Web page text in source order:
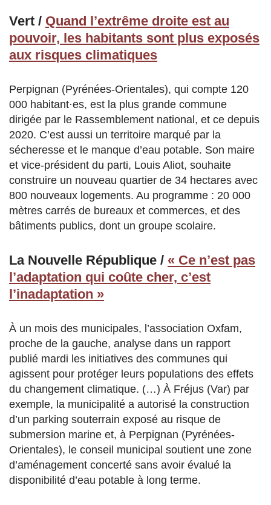
Vert / Quand l’extrême droite est au
pouvoir, les habitants sont plus exposés
aux risques climatiques
Perpignan (Pyrénées-Orientales), qui compte 120
000 habitant·es, est la plus grande commune
dirigée par le Rassemblement national, et ce depuis
2020. C’est aussi un territoire marqué par la
sécheresse et le manque d’eau potable. Son maire
et vice-président du parti, Louis Aliot, souhaite
construire un nouveau quartier de 34 hectares avec
800 nouveaux logements. Au programme : 20 000
mètres carrés de bureaux et commerces, et des
bâtiments publics, dont un groupe scolaire.
La Nouvelle République / « Ce n’est pas
l’adaptation qui coûte cher, c’est
l’inadaptation »
À un mois des municipales, l’association Oxfam,
proche de la gauche, analyse dans un rapport
publié mardi les initiatives des communes qui
agissent pour protéger leurs populations des effets
du changement climatique. (…) À Fréjus (Var) par
exemple, la municipalité a autorisé la construction
d’un parking souterrain exposé au risque de
submersion marine et, à Perpignan (Pyrénées-
Orientales), le conseil municipal soutient une zone
d’aménagement concerté sans avoir évalué la
disponibilité d’eau potable à long terme.